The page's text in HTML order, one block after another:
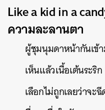
Like a kid in a
ความละลานตา
ผู้ชุมนุมดาหน้ากันเข้
เห็นแล้วเนื้อเต้นระริก
เลือกไม่ถูกเลยว่าจะ